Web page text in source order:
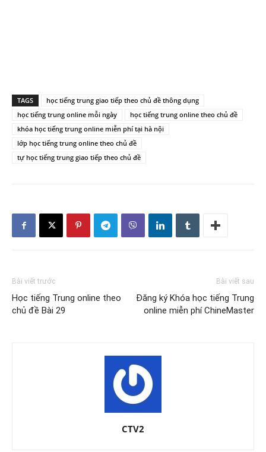
TAGS
học tiếng trung giao tiếp theo chủ đề thông dụng
học tiếng trung online mỗi ngày
học tiếng trung online theo chủ đề
khóa học tiếng trung online miễn phí tại hà nội
lớp học tiếng trung online theo chủ đề
tự học tiếng trung giao tiếp theo chủ đề
Bài viết trước
Học tiếng Trung online theo
chủ đề Bài 29
Bài viết sau
Đăng ký Khóa học tiếng Trung
online miễn phí ChineMaster
CTV2